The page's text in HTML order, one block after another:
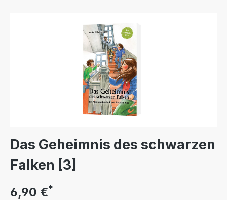
Das Geheimnis des schwarzen
Falken [3]
6,90 €*